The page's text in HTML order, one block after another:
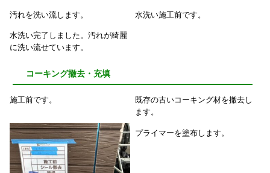
汚れを洗い流します。 水洗い施工前です。
水洗い完了しました。汚れが綺麗
に洗い流せています。
コーキング撤去・充填
施工前です。
既存の古いコーキング材を撤去し
ます。
プライマーを塗布します。